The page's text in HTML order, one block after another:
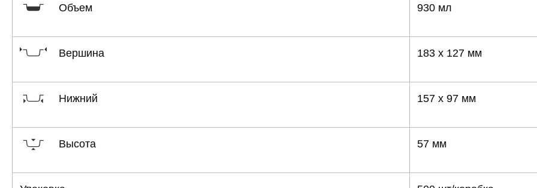
Объем 930 мл
Вершина 183 х 127 мм
Нижний 157 х 97 мм
Высота 57 мм